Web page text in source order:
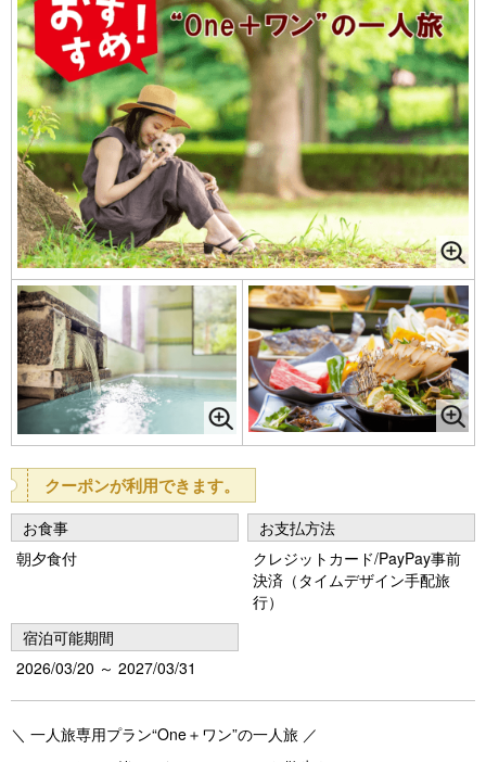
クーポンが利用できます。
お食事
朝夕食付
お支払方法
クレジットカード/PayPay事前
決済（タイムデザイン手配旅
行）
宿泊可能期間
2026/03/20 ～ 2027/03/31
＼ 一人旅専用プラン“One＋ワン”の一人旅 ／